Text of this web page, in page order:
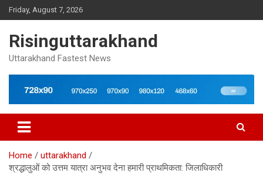
Skip
to
Friday, August 7, 2026
Risinguttarakhand
Uttarakhand Fastest News
Home
uttarakhand
श्रद्धालुओं को उत्तम यात्रा अनुभव देना हमारी प्राथमिकता: जिलाधिकारी